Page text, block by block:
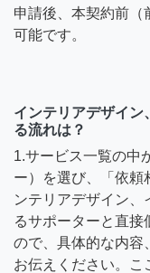
申請後、本契約前（
可能です。
インテリアデザイン
る流れは？
1.サービス一覧の中
ー）を選び、「依頼
ンテリアデザイン
るサポーターと直接
ので、具体的な内容
お伝えください。こ